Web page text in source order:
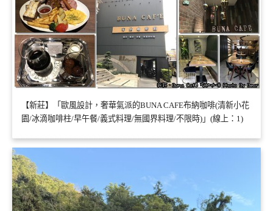
【新莊】「歐風設計，奢華氣派的BUNA CAFE布納咖啡(清新小花
園/冰滴咖啡柱/早午餐/義式料理/無國界料理/不限時)」(線上：1)